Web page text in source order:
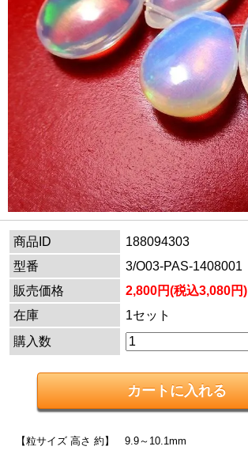
商品ID
188094303
型番
3/O03-PAS-1408001
販売価格
2,800円(税込3,080円)
在庫
1セット
購入数
【粒サイズ 高さ 約】 9.9～10.1mm